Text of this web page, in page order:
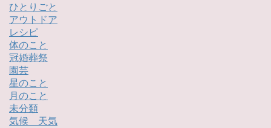
ひとりごと
アウトドア
レシピ
体のこと
冠婚葬祭
園芸
星のこと
月のこと
未分類
気候 天気